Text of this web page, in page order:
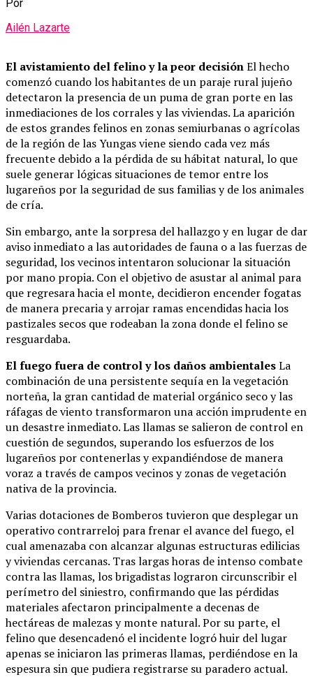
Por
Ailén Lazarte
El avistamiento del felino y la peor decisiónEl hecho
comenzó cuando los habitantes de un paraje rural jujeño
detectaron la presencia de un puma de gran porte en las
inmediaciones de los corrales y las viviendas. La aparición
de estos grandes felinos en zonas semiurbanas o agrícolas
de la región de las Yungas viene siendo cada vez más
frecuente debido a la pérdida de su hábitat natural, lo que
suele generar lógicas situaciones de temor entre los
lugareños por la seguridad de sus familias y de los animales
de cría.
Sin embargo, ante la sorpresa del hallazgo y en lugar de dar
aviso inmediato a las autoridades de fauna o a las fuerzas de
seguridad, los vecinos intentaron solucionar la situación
por mano propia. Con el objetivo de asustar al animal para
que regresara hacia el monte, decidieron encender fogatas
de manera precaria y arrojar ramas encendidas hacia los
pastizales secos que rodeaban la zona donde el felino se
resguardaba.
El fuego fuera de control y los daños ambientalesLa
combinación de una persistente sequía en la vegetación
norteña, la gran cantidad de material orgánico seco y las
ráfagas de viento transformaron una acción imprudente en
un desastre inmediato. Las llamas se salieron de control en
cuestión de segundos, superando los esfuerzos de los
lugareños por contenerlas y expandiéndose de manera
voraz a través de campos vecinos y zonas de vegetación
nativa de la provincia.
Varias dotaciones de Bomberos tuvieron que desplegar un
operativo contrarreloj para frenar el avance del fuego, el
cual amenazaba con alcanzar algunas estructuras edilicias
y viviendas cercanas. Tras largas horas de intenso combate
contra las llamas, los brigadistas lograron circunscribir el
perímetro del siniestro, confirmando que las pérdidas
materiales afectaron principalmente a decenas de
hectáreas de malezas y monte natural. Por su parte, el
felino que desencadenó el incidente logró huir del lugar
apenas se iniciaron las primeras llamas, perdiéndose en la
espesura sin que pudiera registrarse su paradero actual.